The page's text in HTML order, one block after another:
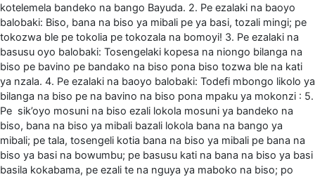
kotelemela bandeko na bango Bayuda. 2. Pe ezalaki na baoyo
balobaki: Biso, bana na biso ya mibali pe ya basi, tozali mingi; pe
tokozwa ble pe tokolia pe tokozala na bomoyi! 3. Pe ezalaki na
basusu oyo balobaki: Tosengelaki kopesa na niongo bilanga na
biso pe bavino pe bandako na biso pona biso tozwa ble na kati
ya nzala. 4. Pe ezalaki na baoyo balobaki: Todefi mbongo likolo ya
bilanga na biso pe na bavino na biso pona mpaku ya mokonzi : 5.
Pe sik’oyo mosuni na biso ezali lokola mosuni ya bandeko na
biso, bana na biso ya mibali bazali lokola bana na bango ya
mibali; pe tala, tosengeli kotia bana na biso ya mibali pe bana na
biso ya basi na bowumbu; pe basusu kati na bana na biso ya basi
basila kokabama, pe ezali te na nguya ya maboko na biso; po